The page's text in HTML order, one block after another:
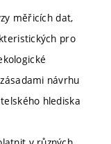
měřicích dat,
pro
návrhu
hlediska